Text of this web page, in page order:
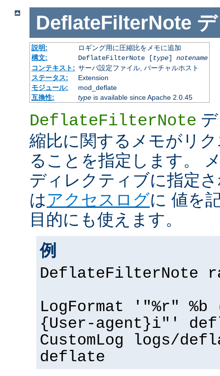
DeflateFilterNote
説明:
ロギング用に圧縮比をメモに追加
構文:
DeflateFilterNote [type] notename
コンテキスト: サーバ設定ファイル, バーチャルホスト
ステータス:
Extension
モジュール:
mod_deflate
互換性:
typeis available since Apache 2.0.45
DeflateFilterNote
縮比に関するメモがリ
ることを指定します。
ディレクティブに指定
はアクセスログに 値を
目的にも使えます。
例
DeflateFilterNote
LogFormat '"%r"
{User-agent}i"'
CustomLog logs/
deflate